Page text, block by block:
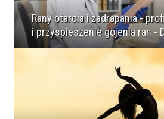
Rany otarcia i zadrapania -
i przyspieszenie gojenia ran -